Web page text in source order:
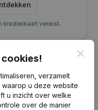
kredietkaart vereist.
verzamelt
waarop u deze website
u inzicht over welke
over de manier